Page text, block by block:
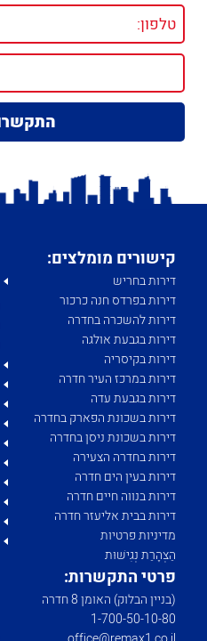
קישורים מומלצים:
דירות בחריש
דירות בפרדס חנה כרכור
דירות להשכרה בחדרה
דירות בגבעת אולגה
דירות בקיסריה
דירות במרכז העיר חדרה
דירות בגבעת עדה
דירות בשכונת הפארק בחדרה
דירות בשכונת ניסן בחדרה
דירות בחדרה הצעירה
דירות בעין הים חדרה
דירות בנווה חיים חדרה
דירות בבית אליעזר חדרה
מדיניות פרטיות
הַצְהָרַת נְגִישׁוּת
פרטי התקשרות:
(בניין הבלוק) האומן 8 חדרה
1­-700­-50-­10-­80